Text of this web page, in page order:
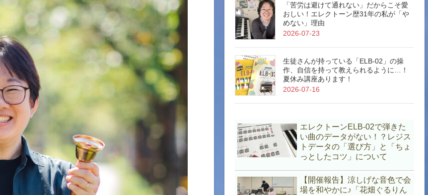
「苦労は避けて通れない」だからこそ愛
おしい！エレクトーン歴31年の私が「や
めない」理由
2026-07-23
生徒さんが持っている「ELB-02」の操
作、自信を持って教えられるように…！
夏休み講座あります！
2026-07-16
エレクトーンELB-02で弾きた
い曲のデータがない！？レジス
トデータの「選び方」と「ちょ
っとしたコツ」について
【開催報告】涼しげな音色で会
場を和やかに♪「花畑ぐるりん